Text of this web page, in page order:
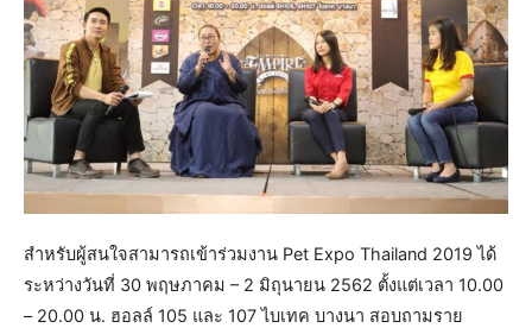
สำหรับผู้สนใจสามารถเข้าร่วมงาน Pet Expo Thailand 2019 ได้
ระหว่างวันที่ 30 พฤษภาคม – 2 มิถุนายน 2562 ตั้งแต่เวลา 10.00
– 20.00 น. ฮอลล์ 105 และ 107 ไบเทค บางนา สอบถามราย